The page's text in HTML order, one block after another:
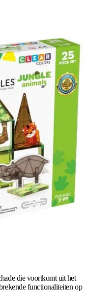
die voortkomt uit het
functionaliteiten op